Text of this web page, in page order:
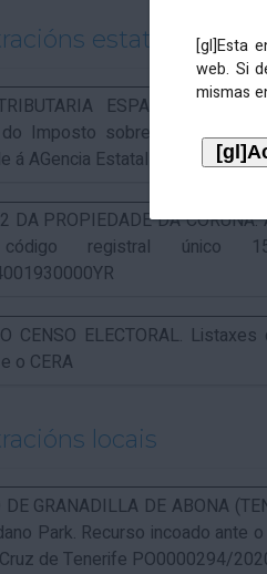
[gl]Esta
web. Si
mismas
estatais
ESPAÑOLA.
Imposto sobre Actividades
á AGencia Estatal de
DA PROPIEDADE DA
registral único
CENSO ELECTORAL.
o CERA
locais
DE GRANADILLA DE ABONA
Park. Recurso incoado ante
de Tenerife PO0000294/